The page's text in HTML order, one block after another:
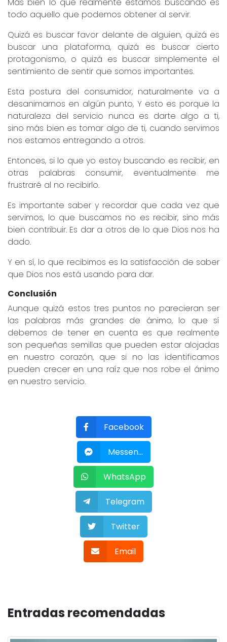
Más bien lo que realmente estamos buscando es
todo aquello que podemos obtener al servir.
Quizá es buscar favor delante de alguien, quizá es
buscar una plataforma, quizá es buscar cierto
protagonismo, o quizá es buscar simplemente el
sentimiento de sentir que somos importantes.
Esta postura del consumidor, naturalmente va a
desanimarnos en algún punto, Y esto es porque la
naturaleza del servicio nunca es darte algo a ti,
sino más bien es tomar algo de ti, cuando servimos
nos estamos entregando a otros.
Entonces, si lo que yo estoy buscando es recibir, en
otras palabras consumir, eventualmente me
frustraré al no recibirlo.
Es importante saber y recordar que cada vez que
servimos, lo que buscamos no es recibir, sino más
bien contribuir. Es dar a otros de lo que Dios nos ha
dado.
Y en sí, lo que recibimos es la satisfacción de saber
que Dios nos está usando para dar.
Conclusión
Aunque quizá estos tres puntos no parecieran ser
las palabras más grandes de ánimo, lo que sí
debemos de tener en cuenta es que realmente
son pequeñas semillas que pueden estar alojadas
en nuestro corazón, que si no las identificamos
pueden crecer en una raíz que nos robe el ánimo
en nuestro servicio.
Facebook
Messen...
WhatsApp
Telegram
Twitter
Email
Entradas recomendadas